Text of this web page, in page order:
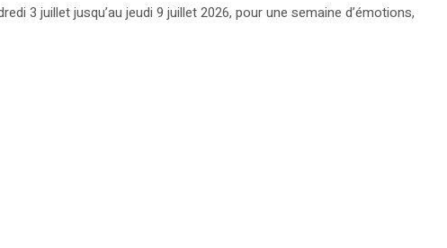
3 juillet jusqu’au jeudi 9 juillet 2026, pour une semaine d’émotions,